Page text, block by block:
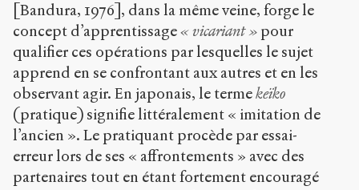
[Bandura, 1976], dans la même veine, forge le
concept d’apprentissage« vicariant » pour
qualifier ces opérations par lesquelles le sujet
apprend en se confrontant aux autres et en les
observant agir. En japonais, le termekeïko
(pratique) signifie littéralement « imitation de
l’ancien ». Le pratiquant procède par essai-
erreur lors de ses « affrontements » avec des
partenaires tout en étant fortement encouragé